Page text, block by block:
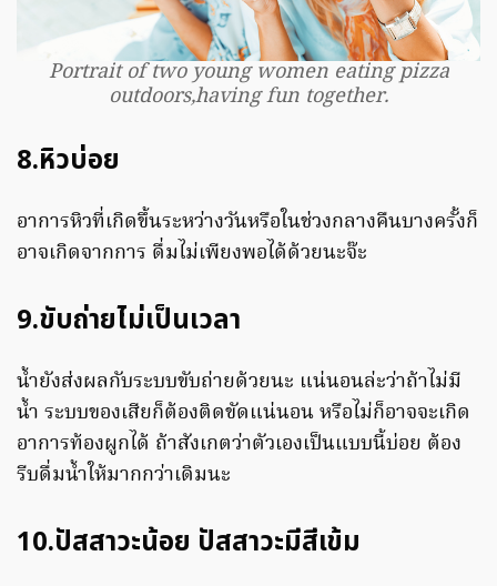
Portrait of two young women eating pizza
outdoors,having fun together.
8.หิวบ่อย
อาการหิวที่เกิดขึ้นระหว่างวันหรือในช่วงกลางคืนบางครั้งก็
อาจเกิดจากการ ดื่มไม่เพียงพอได้ด้วยนะจ๊ะ
9.ขับถ่ายไม่เป็นเวลา
น้ำยังส่งผลกับระบบขับถ่ายด้วยนะ แน่นอนล่ะว่าถ้าไม่มี
น้ำ ระบบของเสียก็ต้องติดขัดแน่นอน หรือไม่ก็อาจจะเกิด
อาการท้องผูกได้ ถ้าสังเกตว่าตัวเองเป็นแบบนี้บ่อย ต้อง
รีบดื่มน้ำให้มากกว่าเดิมนะ
10.ปัสสาวะน้อย ปัสสาวะมีสีเข้ม